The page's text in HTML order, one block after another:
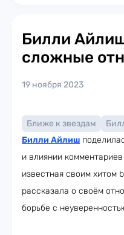
Билли
сложные
19 ноября 2023
Ближе к звездам
Билли Айлиш
и влиянии
известная своим хитом
рассказала о своём
борьбе с